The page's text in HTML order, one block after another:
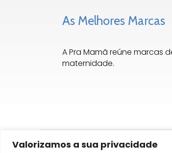
Valorizamos a sua privacidade
As Melhores Marcas
A Pra Mamã reúne
maternidade.